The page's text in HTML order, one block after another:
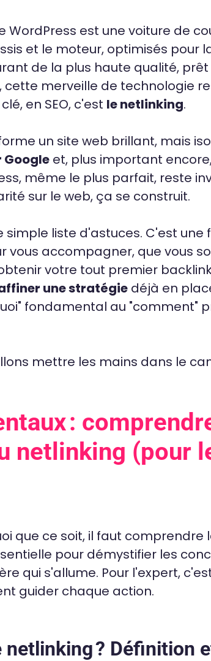
WordPress est une voiture de
et le moteur, optimisés pour
de la plus haute qualité,
merveille de technologie
en SEO, c'est le netlinking.
un site web brillant, mais
et, plus important
même le plus parfait, reste
sur le web, ça se construit.
simple liste d'astuces. C'est une
vous accompagner, que vous
votre tout premier
une stratégie déjà en
fondamental au "comment"
mettre les mains dans le
:
netlinking (pour
que ce soit, il faut comprendre
pour démystifier les
qui s'allume. Pour l'expert,
guider chaque action.
netlinking ? Définition